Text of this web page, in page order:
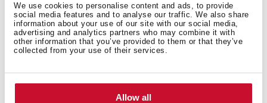
We use cookies to personalise content and ads, to provide
social media features and to analyse our traffic. We also share
information about your use of our site with our social media,
advertising and analytics partners who may combine it with
other information that you’ve provided to them or that they’ve
collected from your use of their services.
Allow all
Fertig